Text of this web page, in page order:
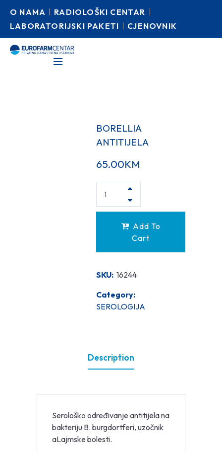
O NAMA
RADIOLOŠKI CENTAR
LABORATORIJSKI PAKETI
CJENOVNIK
BORELLIA
ANTITIJELA
65.00KM
Add To
Cart
SKU: 16244
Category:
SEROLOGIJA
Description
Serološko određivanje antitijela na
bakteriju B. burgdortferi, uzočnik
aLajmske bolesti.